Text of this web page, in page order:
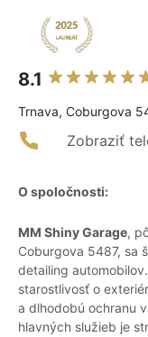
8.1
Trnava, Coburgova
Zobraziť
O spoločnosti:
MM Shiny Garage,
Coburgova 5487, sa
detailing
starostlivosť o
a dlhodobú ochranu
hlavných služieb je